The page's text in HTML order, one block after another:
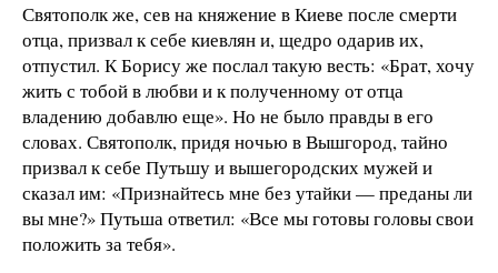
Святополк же, сев на княжение в Киеве после смерти
отца, призвал к себе киевлян и, щедро одарив их,
отпустил. К Борису же послал такую весть: «Брат, хочу
жить с тобой в любви и к полученному от отца
владению добавлю еще». Но не было правды в его
словах. Святополк, придя ночью в Вышгород, тайно
призвал к себе Путьшу и вышегородских мужей и
сказал им: «Признайтесь мне без утайки — преданы ли
вы мне?» Путьша ответил: «Все мы готовы головы свои
положить за тебя».